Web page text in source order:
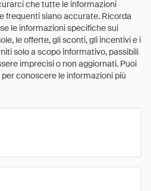
che tutte le informazioni
frequenti siano accurate. Ricorda
le informazioni specifiche sui
le offerte, gli sconti, gli incentivi e i
solo a scopo informativo, passibili
imprecisi o non aggiornati. Puoi
conoscere le informazioni più